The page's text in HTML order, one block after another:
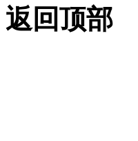
返回顶部